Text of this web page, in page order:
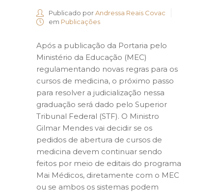
Publicado porAndressa Reais Covac
em Publicações
Após a publicação da Portaria pelo
Ministério da Educação (MEC)
regulamentando novas regras para os
cursos de medicina, o próximo passo
para resolver a judicialização nessa
graduação será dado pelo Superior
Tribunal Federal (STF). O Ministro
Gilmar Mendes vai decidir se os
pedidos de abertura de cursos de
medicina devem continuar sendo
feitos por meio de editais do programa
Mai Médicos, diretamente com o MEC
ou se ambos os sistemas podem